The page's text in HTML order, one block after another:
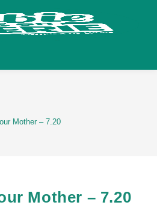
Mother – 7.20
Mother – 7.20